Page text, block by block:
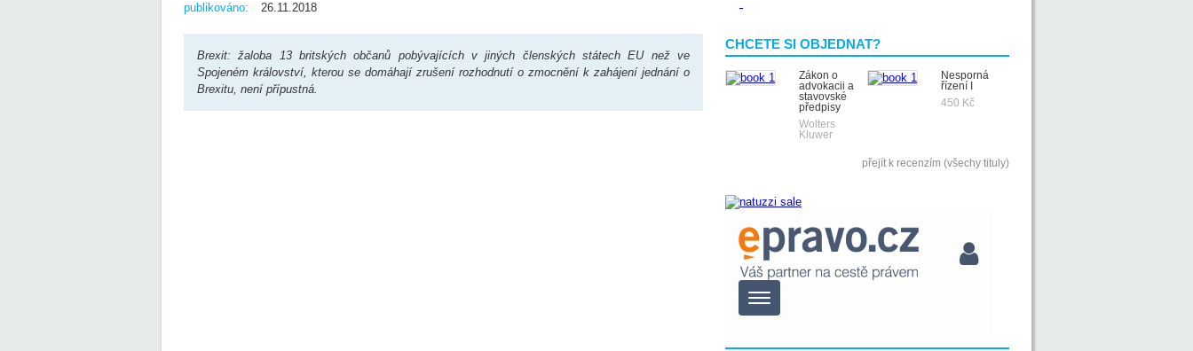
CHCETE SI OBJEDNAT?
Zákon o
advokacii a
stavovské
předpisy
Wolters
Kluwer
Nesporná
řízení I
450 Kč
přejít k recenzím (všechy tituly)
publikováno: 26.11.2018
Brexit: žaloba 13 britských občanů pobývajících v jiných členských státech EU než ve
Spojeném království, kterou se domáhají zrušení rozhodnutí o zmocnění k zahájení jednání o
Brexitu, není přípustná.